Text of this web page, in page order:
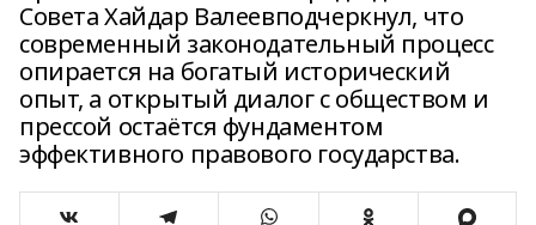
Совета Хайдар Валеевподчеркнул, что
современный законодательный процесс
опирается на богатый исторический
опыт, а открытый диалог с обществом и
прессой остаётся фундаментом
эффективного правового государства.